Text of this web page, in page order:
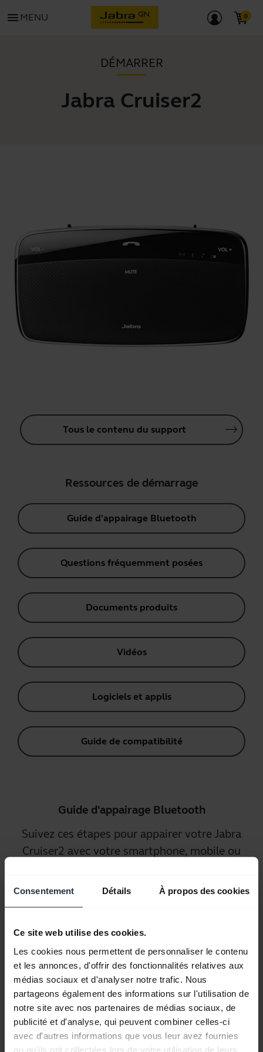
Consentement Détails À propos des cookies
Ce site web utilise des cookies.
Les cookies nous permettent de personnaliser le contenu
et les annonces, d'offrir des fonctionnalités relatives aux
médias sociaux et d'analyser notre trafic. Nous
partageons également des informations sur l'utilisation de
notre site avec nos partenaires de médias sociaux, de
publicité et d'analyse, qui peuvent combiner celles-ci
avec d'autres informations que vous leur avez fournies
ou qu'ils ont collectées lors de votre utilisation de leurs
menu MENU
DÉMARRER
Jabra Cruiser2
Tous le contenu du support
Ressources de démarrage
Guide d'appairage Bluetooth
Questions fréquemment posées
Documents produits
Vidéos
Logiciels et applis
Guide de compatibilité
Guide d'appairage Bluetooth
Suivez ces étapes pour appairer votre Jabra
Cruiser2 avec votre smartphone, mobile ou
Sélectionnez votre système d'exploitation
Android iOS Autre